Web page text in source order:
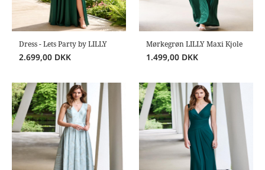
Dress - Lets Party by LILLY
2.699,00 DKK
Mørkegrøn LILLY Maxi Kjole
1.499,00 DKK